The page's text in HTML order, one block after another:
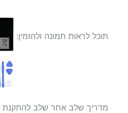
תוכל לראות תמונה ולהזמין:
מדריך שלב אחר שלב